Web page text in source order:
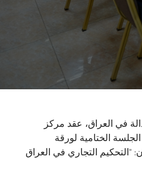
في العراق، عقد مركز
الختامية لورقة
التجاري في العراق